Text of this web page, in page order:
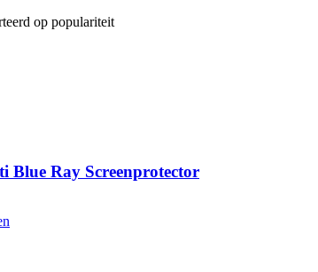
op populariteit
Blue Ray Screenprotector